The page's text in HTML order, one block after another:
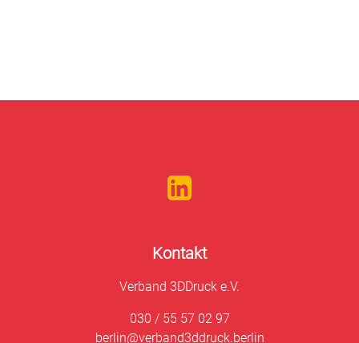
Kontakt
Verband 3DDruck e.V.
030 / 55 57 02 97
berlin@verband3ddruck.berlin